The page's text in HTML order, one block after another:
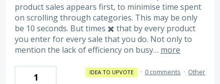
product sales appears first, to minimise time spent
on scrolling through categories. This may be only
be 10 seconds. But times ✖️ that by every product
you enter for every sale that you do. Not only to
mention the lack of efficiency on busy… more
1 IDEA TO UPVOTE · 0 comments · Other